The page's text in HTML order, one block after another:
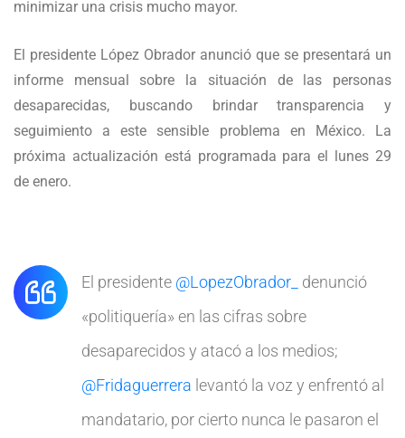
minimizar una crisis mucho mayor.
El presidente López Obrador anunció que se presentará un
informe mensual sobre la situación de las personas
desaparecidas, buscando brindar transparencia y
seguimiento a este sensible problema en México. La
próxima actualización está programada para el lunes 29
de enero.
El presidente @LopezObrador_
denunció
«politiquería» en las cifras sobre
desaparecidos y atacó a los medios;
@Fridaguerrera levantó la voz y enfrentó al
mandatario, por cierto nunca le pasaron el